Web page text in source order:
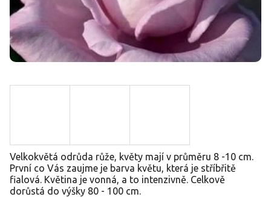
Velkokvětá odrůda růže, květy mají v průměru 8 -10 cm.
První co Vás zaujme je barva květu, která je stříbřitě
fialová. Květina je vonná, a to intenzivně. Celkově
dorůstá do výšky 80 - 100 cm.